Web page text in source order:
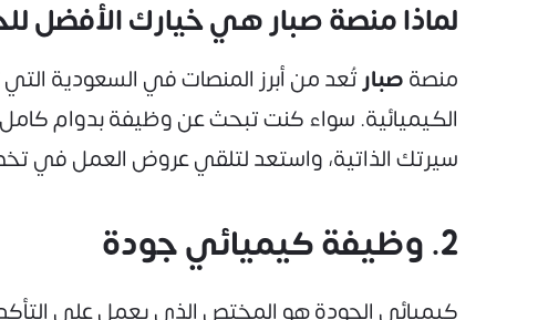
لماذا منصة صبار هي خيارك الأفضل
منصةصبارتُعد من أبرز المنصات في السعودية
الكيميائية. سواء كنت تبحث عن وظيفة بدوام
سيرتك الذاتية، واستعد لتلقي عروض العمل في
2. وظيفة كيميائي جودة
كيميائي الجودة هو المختص الذي يعمل على التأكد